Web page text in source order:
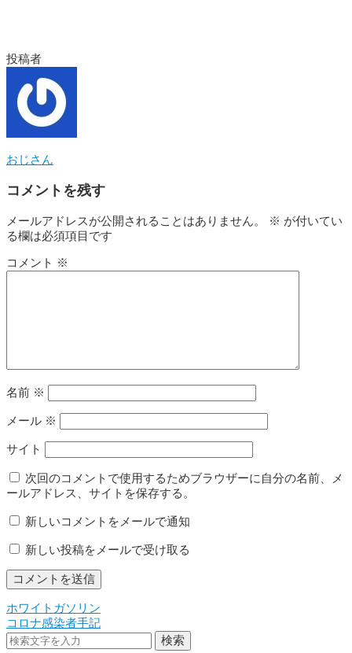
投稿者
おじさん
コメントを残す
メールアドレスが公開されることはありません。 ※ が付いてい
る欄は必須項目です
コメント ※
名前 ※
メール ※
サイト
次回のコメントで使用するためブラウザーに自分の名前、メ
ールアドレス、サイトを保存する。
新しいコメントをメールで通知
新しい投稿をメールで受け取る
投
稿
ホワイトガソリン
コロナ感染者手記
検索